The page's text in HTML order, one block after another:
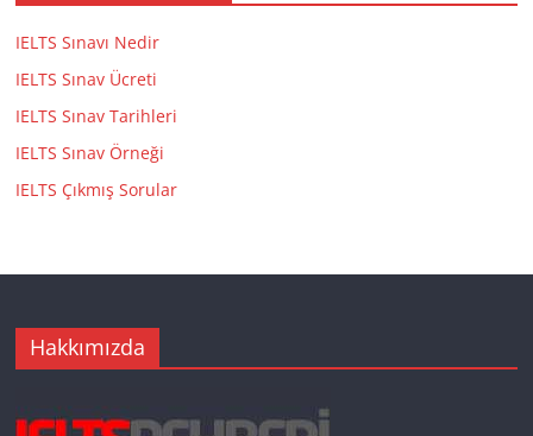
IELTS Sınavı Nedir
IELTS Sınav Ücreti
IELTS Sınav Tarihleri
IELTS Sınav Örneği
IELTS Çıkmış Sorular
Hakkımızda